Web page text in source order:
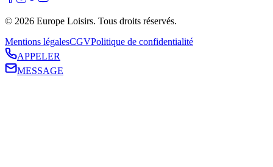
© 2026 Europe Loisirs. Tous droits réservés.
Mentions légalesCGVPolitique de confidentialité
APPELER
MESSAGE